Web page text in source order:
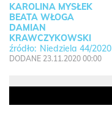
KAROLINA MYSŁEK
BEATA WŁOGA
DAMIAN
KRAWCZYKOWSKI
Niedziela 44/2020
DODANE 23.11.2020 00:00